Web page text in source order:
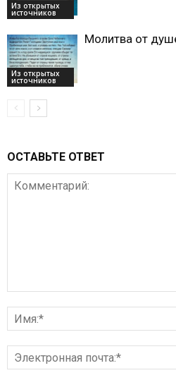
Из открытых
источников
Из открытых
источников
Молитва от
ОСТАВЬТЕ ОТВЕТ